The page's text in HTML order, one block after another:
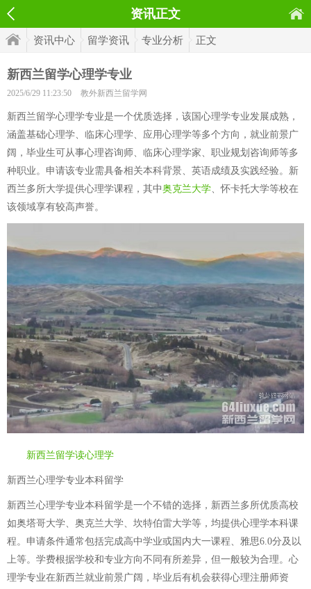
资讯正文
资讯中心 留学资讯 专业分析 正文
新西兰留学心理学专业
2025/6/29 11:23:50 教外新西兰留学网
新西兰留学心理学专业是一个优质选择，该国心理学专业发展成熟，
涵盖基础心理学、临床心理学、应用心理学等多个方向，就业前景广
阔，毕业生可从事心理咨询师、临床心理学家、职业规划咨询师等多
种职业。申请该专业需具备相关本科背景、英语成绩及实践经验。新
西兰多所大学提供心理学课程，其中奥克兰大学、怀卡托大学等校在
该领域享有较高声誉。
新西兰留学读心理学
新西兰心理学专业本科留学
新西兰心理学专业本科留学是一个不错的选择，新西兰多所优质高校
如奥塔哥大学、奥克兰大学、坎特伯雷大学等，均提供心理学本科课
程。申请条件通常包括完成高中学业或国内大一课程、雅思6.0分及以
上等。学费根据学校和专业方向不同有所差异，但一般较为合理。心
理学专业在新西兰就业前景广阔，毕业后有机会获得心理注册师资